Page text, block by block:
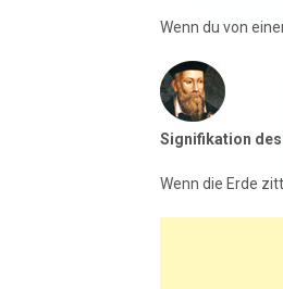
Wenn du von
Signifikation
Wenn die Erde